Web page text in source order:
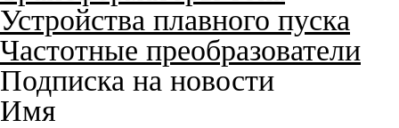
Устройства плавного пуска
Частотные преобразователи
Подписка на новости
Имя